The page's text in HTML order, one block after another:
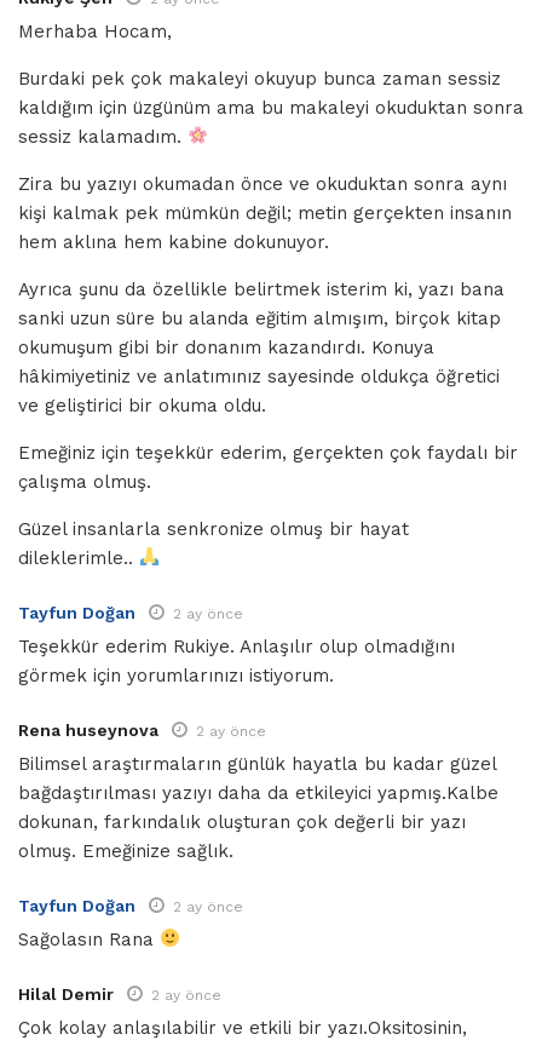
Merhaba Hocam,
Burdaki pek çok makaleyi okuyup bunca zaman sessiz
kaldığım için üzgünüm ama bu makaleyi okuduktan sonra
sessiz kalamadım.
Zira bu yazıyı okumadan önce ve okuduktan sonra aynı
kişi kalmak pek mümkün değil; metin gerçekten insanın
hem aklına hem kabine dokunuyor.
Ayrıca şunu da özellikle belirtmek isterim ki, yazı bana
sanki uzun süre bu alanda eğitim almışım, birçok kitap
okumuşum gibi bir donanım kazandırdı. Konuya
hâkimiyetiniz ve anlatımınız sayesinde oldukça öğretici
ve geliştirici bir okuma oldu.
Emeğiniz için teşekkür ederim, gerçekten çok faydalı bir
çalışma olmuş.
Güzel insanlarla senkronize olmuş bir hayat
dileklerimle..
Tayfun Doğan 2 ay önce
Teşekkür ederim Rukiye. Anlaşılır olup olmadığını
görmek için yorumlarınızı istiyorum.
Rena huseynova 2 ay önce
Bilimsel araştırmaların günlük hayatla bu kadar güzel
bağdaştırılması yazıyı daha da etkileyici yapmış.Kalbe
dokunan, farkındalık oluşturan çok değerli bir yazı
olmuş. Emeğinize sağlık.
Tayfun Doğan 2 ay önce
Sağolasın Rana
Hilal Demir 2 ay önce
Çok kolay anlaşılabilir ve etkili bir yazı.Oksitosinin,